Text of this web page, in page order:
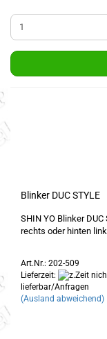
Blinker DUC STYLE
SHIN YO Blinker
rechts oder hinten
Art.Nr.: 202-509
Lieferzeit:
lieferbar/Anfragen
(Ausland abweichend)